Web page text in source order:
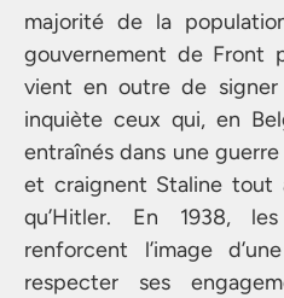
majorité de la
gouvernement de Front
vient en outre de signer
inquiète ceux qui, en
entraînés dans une
et craignent Staline tout
qu’Hitler. En 1938,
renforcent l’image
respecter ses